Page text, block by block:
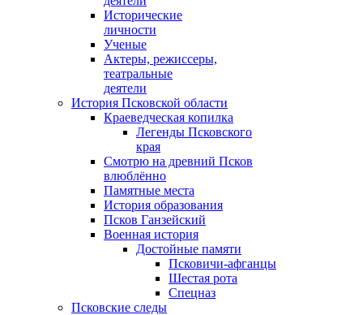
Исторические
личности
Ученые
Актеры, режиссеры,
театральные
деятели
История Псковской области
Краеведческая копилка
Легенды Псковского
края
Смотрю на древний Псков
влюблённо
Памятные места
История образования
Псков Ганзейский
Военная история
Достойные памяти
Псковичи-афганцы
Шестая рота
Спецназ
Псковские следы